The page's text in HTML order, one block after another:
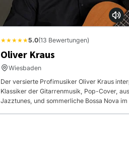
★★★★★5.0(13 Bewertungen)
Oliver Kraus
Wiesbaden
Der versierte Profimusiker Oliver Kraus
Klassiker der Gitarrenmusik, Pop-Cover,
Jazztunes, und sommerliche Bossa Nova im